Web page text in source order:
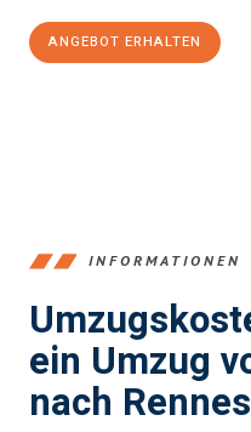
ANGEBOT ERHALTEN
INFORMATIONEN
ein Umzug
nach Rennes